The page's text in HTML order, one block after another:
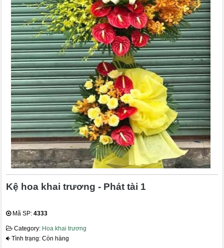
Kệ hoa khai trương - Phát tài 1
Mã SP:4333
Category: Hoa khai trương
Tình trạng: Còn hàng